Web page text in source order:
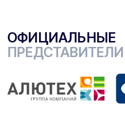
ОФИЦИАЛЬНЫЕ
ПРЕДСТАВИТЕЛИ